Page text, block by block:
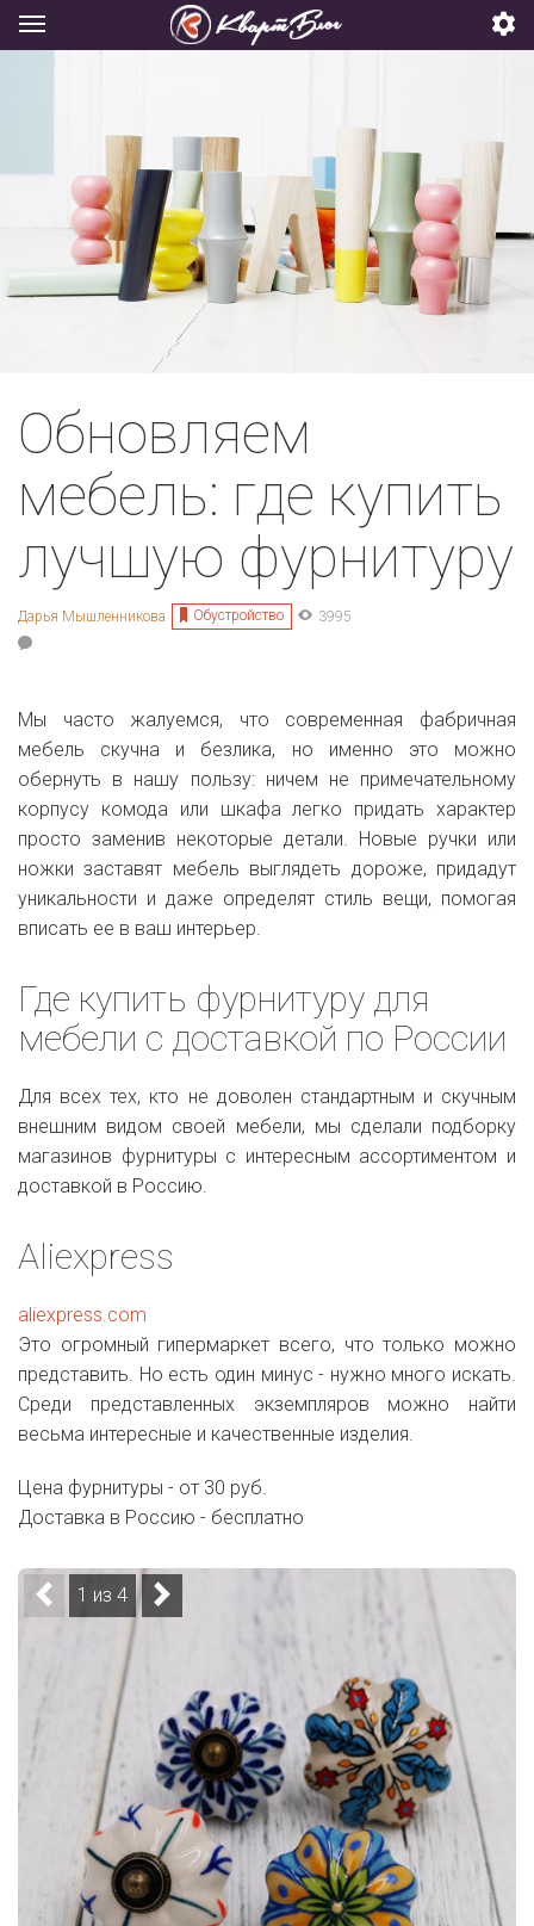
Обновляем
мебель: где купить
лучшую фурнитуру
Дарья Мышленникова Обустройство 3995
Мы часто жалуемся, что современная фабричная
мебель скучна и безлика, но именно это можно
обернуть в нашу пользу: ничем не примечательному
корпусу комода или шкафа легко придать характер
просто заменив некоторые детали. Новые ручки или
ножки заставят мебель выглядеть дороже, придадут
уникальности и даже определят стиль вещи, помогая
вписать ее в ваш интерьер.
Где купить фурнитуру для
мебели с доставкой по России
Для всех тех, кто не доволен стандартным и скучным
внешним видом своей мебели, мы сделали подборку
магазинов фурнитуры с интересным ассортиментом и
доставкой в Россию.
Aliexpress
aliexpress.com
Это огромный гипермаркет всего, что только можно
представить. Но есть один минус - нужно много искать.
Среди представленных экземпляров можно найти
весьма интересные и качественные изделия.
Цена фурнитуры - от 30 руб.
Доставка в Россию - бесплатно
1 из 4